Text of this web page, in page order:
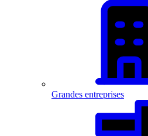
Grandes entreprises